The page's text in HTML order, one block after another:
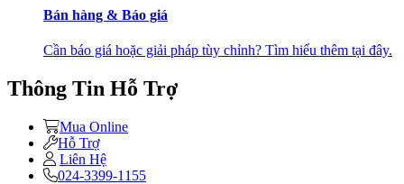
Bán hàng & Báo giá
Cần báo giá hoặc giải pháp tùy chỉnh? Tìm hiểu thêm tại đây.
Thông Tin Hỗ Trợ
Mua Online
Hỗ Trợ
Liên Hệ
024-3399-1155